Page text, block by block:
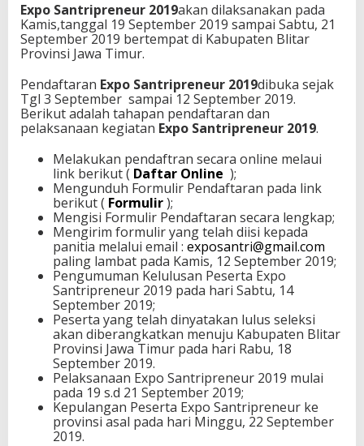
Expo Santripreneur 2019akan dilaksanakan pada
Kamis,tanggal 19 September 2019 sampai Sabtu, 21
September 2019 bertempat di Kabupaten Blitar
Provinsi Jawa Timur.
Pendaftaran Expo Santripreneur 2019dibuka sejak
Tgl 3 September sampai 12 September 2019.
Berikut adalah tahapan pendaftaran dan
pelaksanaan kegiatan Expo Santripreneur 2019.
Melakukan pendaftran secara online melaui
link berikut ( Daftar Online );
Mengunduh Formulir Pendaftaran pada link
berikut ( Formulir);
Mengisi Formulir Pendaftaran secara lengkap;
Mengirim formulir yang telah diisi kepada
panitia melalui email : exposantri@gmail.com
paling lambat pada Kamis, 12 September 2019;
Pengumuman Kelulusan Peserta Expo
Santripreneur 2019 pada hari Sabtu, 14
September 2019;
Peserta yang telah dinyatakan lulus seleksi
akan diberangkatkan menuju Kabupaten Blitar
Provinsi Jawa Timur pada hari Rabu, 18
September 2019.
Pelaksanaan Expo Santripreneur 2019 mulai
pada 19 s.d 21 September 2019;
Kepulangan Peserta Expo Santripreneur ke
provinsi asal pada hari Minggu, 22 September
2019.